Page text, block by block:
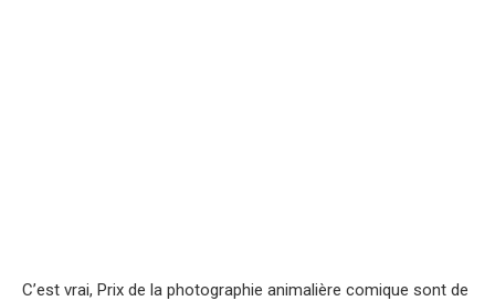
C’est vrai, Prix ​​de la photographie animalière comique sont de